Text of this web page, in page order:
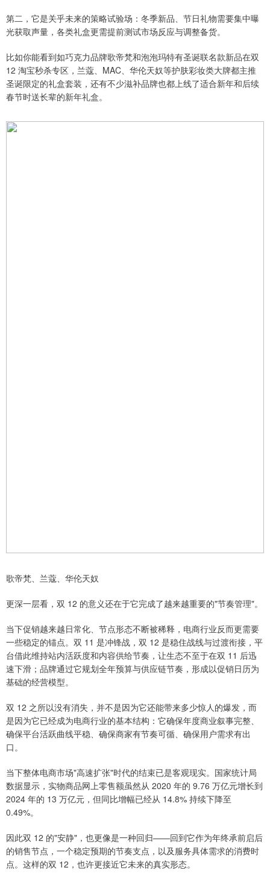
第二，它是关乎未来的策略试验场：冬季新品、节日礼物需要集中曝
光获取声量，各类礼盒更需提前测试市场反应与调整备货。
比如你能看到如巧克力品牌歌帝梵和泡泡玛特有圣诞联名款新品在双
12 淘宝秒杀专区，兰蔻、MAC、华伦天奴等护肤彩妆类大牌都主推
圣诞限定的礼盒套装，还有不少滋补品牌也都上线了适合新年和后续
春节时送长辈的新年礼盒。
歌帝梵、兰蔻、华伦天奴
更深一层看，双 12 的意义还在于它完成了越来越重要的"节奏管理"。
当下促销越来越日常化、节点形态不断被稀释，电商行业反而更需要
一些稳定的锚点。双 11 是冲锋战，双 12 是稳住战线与过渡衔接，平
台借此维持站内活跃度和内容供给节奏，让生态不至于在双 11 后迅
速下滑；品牌通过它规划全年预算与供应链节奏，形成以促销日历为
基础的经营模型。
双 12 之所以没有消失，并不是因为它还能带来多少惊人的爆发，而
是因为它已经成为电商行业的基本结构：它确保年度商业叙事完整、
确保平台活跃曲线平稳、确保商家有节奏可循、确保用户需求有出
口。
当下整体电商市场"高速扩张"时代的结束已是客观现实。国家统计局
数据显示，实物商品网上零售额虽然从 2020 年的 9.76 万亿元增长到
2024 年的 13 万亿元，但同比增幅已经从 14.8% 持续下降至
0.49%。
因此双 12 的"安静"，也更像是一种回归——回到它作为年终承前启后
的销售节点，一个稳定预期的节奏支点，以及服务具体需求的消费时
点。这样的双 12，也许更接近它未来的真实形态。